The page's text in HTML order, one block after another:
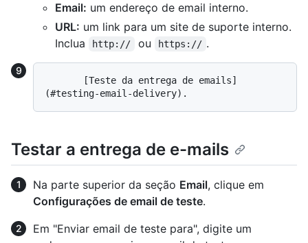
Email: um endereço de email interno.
URL: um link para um site de suporte interno.
Inclua
http:// ou https:// .
Testar a entrega de e-mails
Na parte superior da seção Email, clique em
Configurações de email de teste.
Em "Enviar email de teste para", digite um